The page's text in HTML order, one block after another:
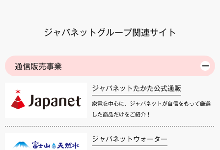
ジャパネットグループ関連サイト
通信販売事業
ジャパネットたかた公式通販
家電を中心に、ジャパネットが自信をもって厳選
した商品だけをご紹介！
ジャパネットウォーター